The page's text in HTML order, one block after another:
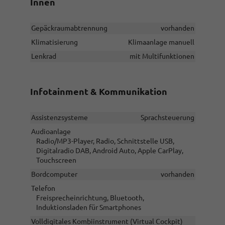
Gepäckraumabtrennung
vorhanden
Klimatisierung
Klimaanlage manuell
Lenkrad
mit Multifunktionen
Infotainment & Kommunikation
Assistenzsysteme
Sprachsteuerung
Audioanlage
Radio/MP3-Player, Radio, Schnittstelle USB,
Digitalradio DAB, Android Auto, Apple CarPlay,
Touchscreen
Bordcomputer
vorhanden
Telefon
Freisprecheinrichtung, Bluetooth,
Induktionsladen für Smartphones
Volldigitales Kombiinstrument (Virtual Cockpit)